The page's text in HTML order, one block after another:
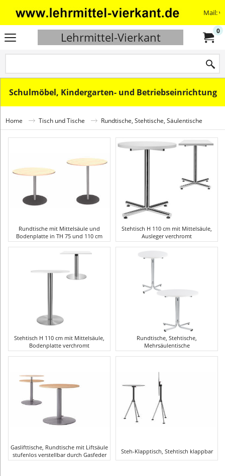
Mail:
Lehrmittel-Vierkant 0
Schulmöbel, Kindergarten- und Betriebseinrichtung
Home Tisch und Tische Rundtische, Stehtische, Säulentische
Rundtische mit Mittelsäule und
Bodenplatte in TH 75 und 110 cm
Stehtisch H 110 cm mit Mittelsäule,
Ausleger verchromt
Stehtisch H 110 cm mit Mittelsäule,
Bodenplatte verchromt
Rundtische, Stehtische,
Mehrsäulentische
Gaslifttische, Rundtische mit Liftsäule
stufenlos verstellbar durch Gasfeder
Steh-Klapptisch, Stehtisch klappbar